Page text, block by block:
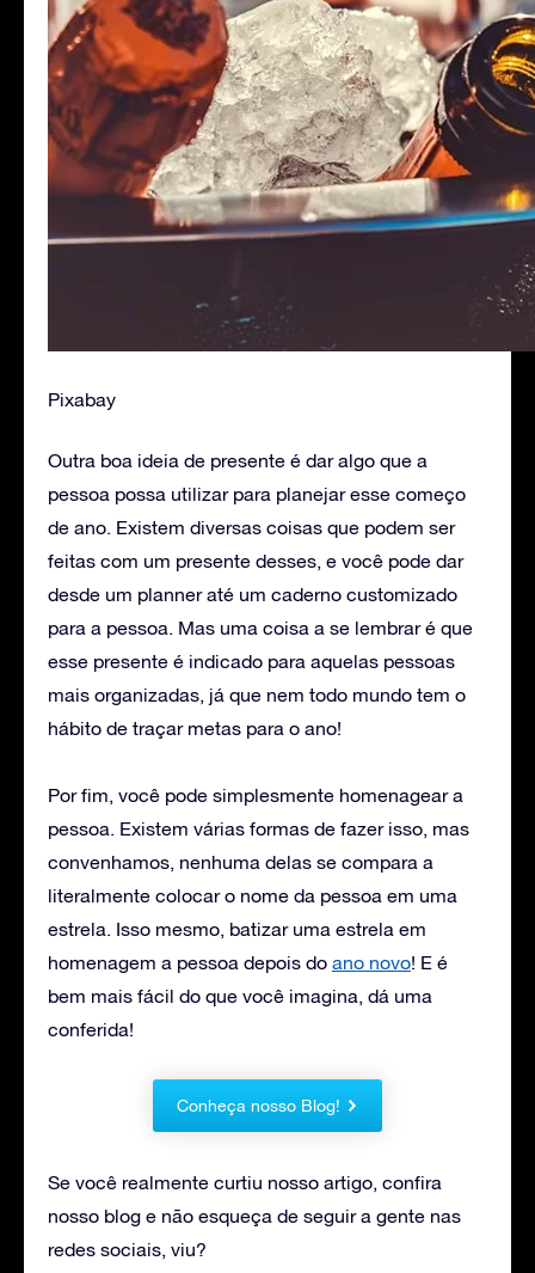
Pixabay
Outra boa ideia de presente é dar algo que a
pessoa possa utilizar para planejar esse começo
de ano. Existem diversas coisas que podem ser
feitas com um presente desses, e você pode dar
desde um planner até um caderno customizado
para a pessoa. Mas uma coisa a se lembrar é que
esse presente é indicado para aquelas pessoas
mais organizadas, já que nem todo mundo tem o
hábito de traçar metas para o ano!
Por fim, você pode simplesmente homenagear a
pessoa. Existem várias formas de fazer isso, mas
convenhamos, nenhuma delas se compara a
literalmente colocar o nome da pessoa em uma
estrela. Isso mesmo, batizar uma estrela em
homenagem a pessoa depois do ano novo! E é
bem mais fácil do que você imagina, dá uma
conferida!
Conheça nosso Blog!
Se você realmente curtiu nosso artigo, confira
nosso blog e não esqueça de seguir a gente nas
redes sociais, viu?